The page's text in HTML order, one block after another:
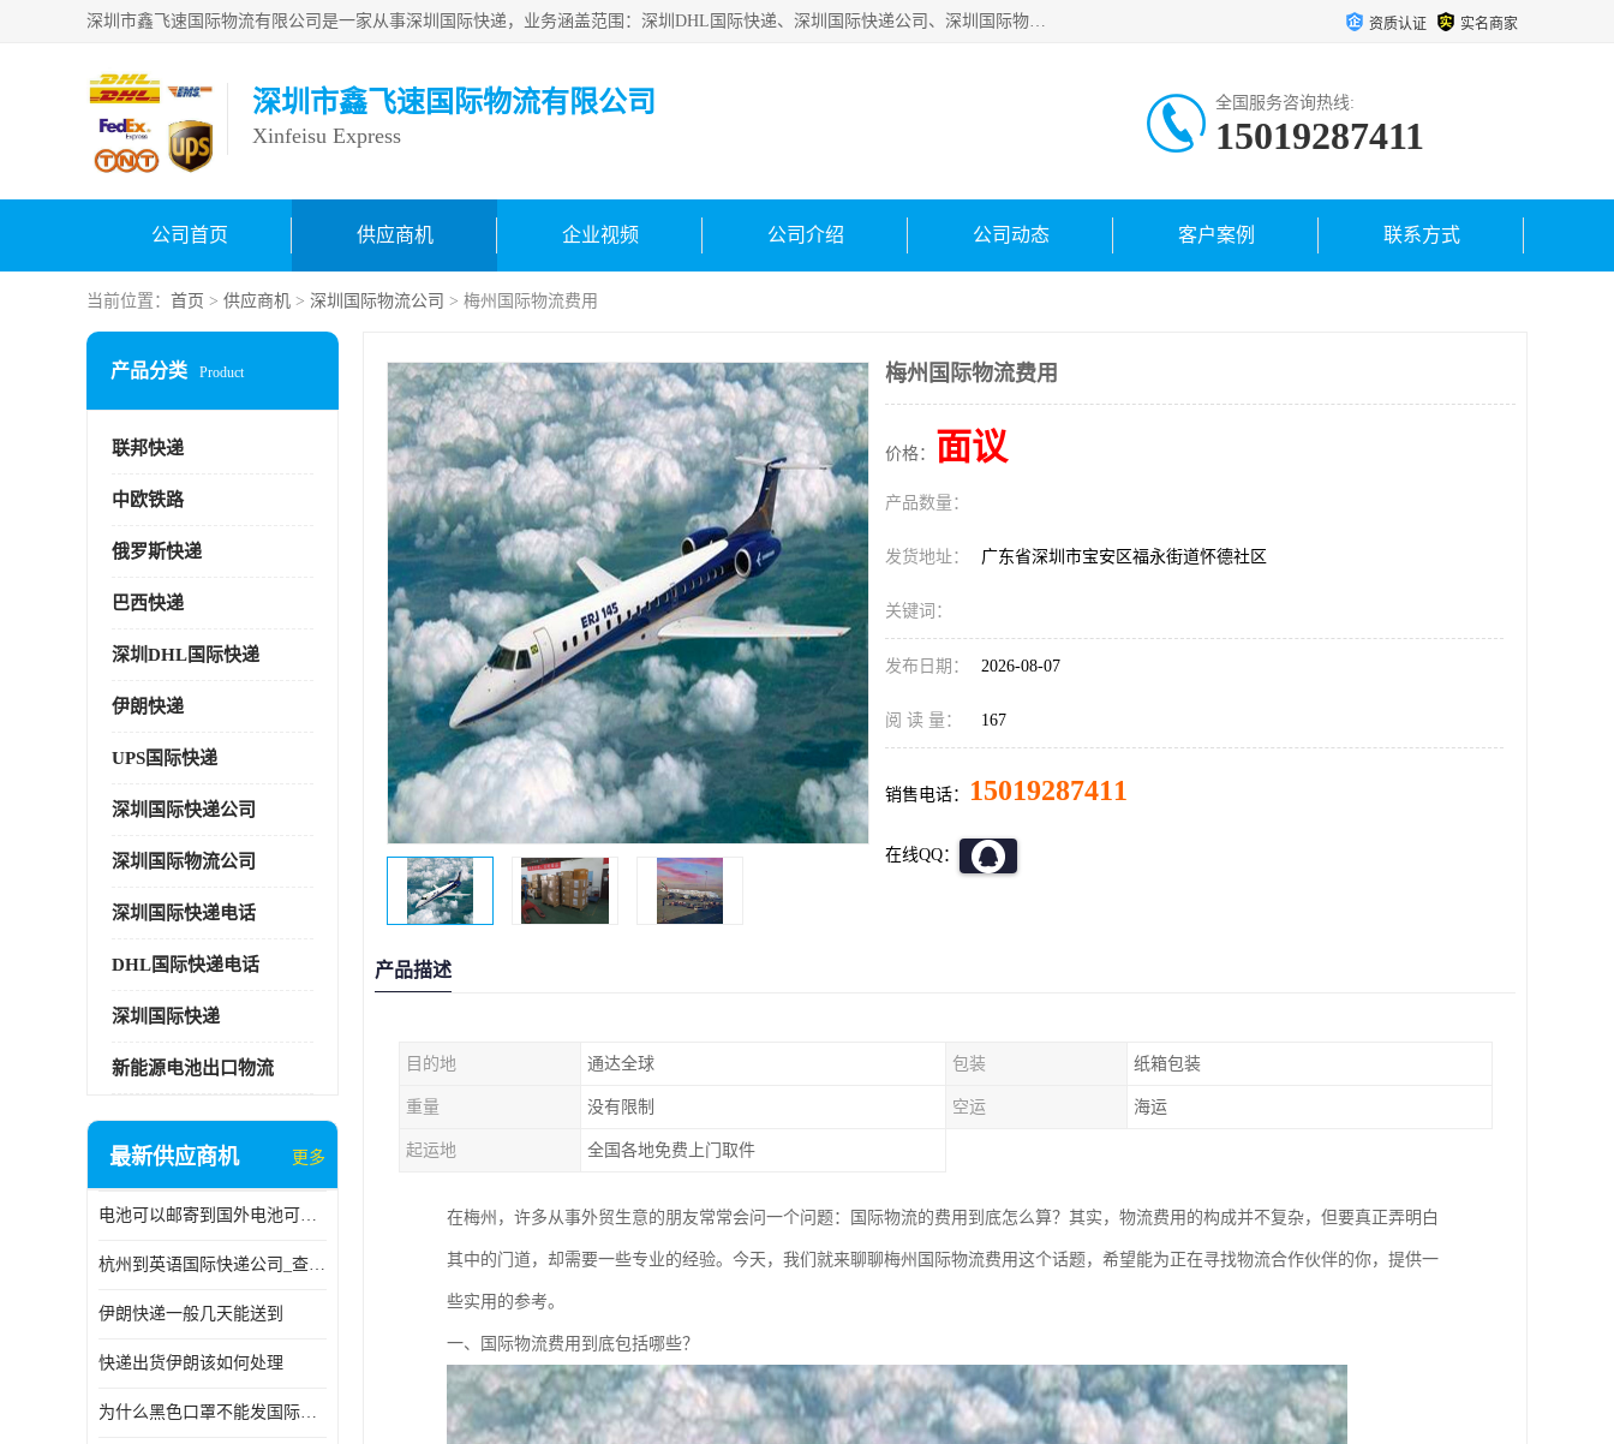
深圳市鑫飞速国际物流有限公司是一家从事深圳国际快递，业务涵盖范围：深圳DHL国际快递、深圳国际快递公司、深圳国际物流公司、深圳国际快递、深圳DHL国际快递电话可拨打全国服务热线：15019287411。欢迎各位亲来人来电到我司洽谈合作。 资质认证 实名商家
深圳市鑫飞速国际物流有限公司
Xinfeisu Express
全国服务咨询热线:
15019287411
公司首页 供应商机 企业视频 公司介绍 公司动态 客户案例 联系方式
当前位置： 首页 > 供应商机 > 深圳国际物流公司 > 梅州国际物流费用
产品分类 Product
联邦快递
中欧铁路
俄罗斯快递
巴西快递
深圳DHL国际快递
伊朗快递
UPS国际快递
深圳国际快递公司
深圳国际物流公司
深圳国际快递电话
DHL国际快递电话
深圳国际快递
新能源电池出口物流
最新供应商机 更多
电池可以邮寄到国外电池可以发国际物流手机电池可以邮寄到国外
杭州到英语国际快递公司_查国际快递
伊朗快递一般几天能送到
快递出货伊朗该如何处理
为什么黑色口罩不能发国际快递 国际寄口罩快递需要填写信息
梅州国际物流费用
价格： 面议
产品数量：
发货地址： 广东省深圳市宝安区福永街道怀德社区
关键词：
发布日期： 2026-08-07
阅 读 量： 167
销售电话： 15019287411
在线QQ：
产品描述
目的地 通达全球 包装 纸箱包装
重量 没有限制 空运 海运
起运地 全国各地免费上门取件
在梅州，许多从事外贸生意的朋友常常会问一个问题：国际物流的费用到底怎么算？其实，物流费用的构成并不复杂，但要真正弄明白
其中的门道，却需要一些专业的经验。今天，我们就来聊聊梅州国际物流费用这个话题，希望能为正在寻找物流合作伙伴的你，提供一
些实用的参考。
一、国际物流费用到底包括哪些？